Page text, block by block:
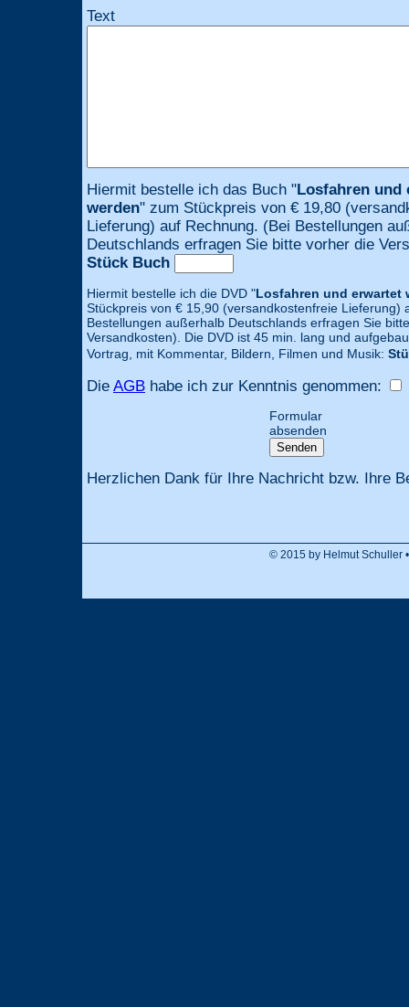
Text
Hiermit bestelle ich das Buch "Losfahren und
werden" zum Stückpreis von € 19,80
Lieferung) auf Rechnung. (Bei Bestellungen
Deutschlands erfragen Sie bitte vorher die
Stück Buch
Hiermit bestelle ich die DVD "Losfahren und erwartet
Stückpreis von € 15,90 (versandkostenfreie Lieferung)
Bestellungen außerhalb Deutschlands erfragen Sie
Versandkosten). Die DVD ist 45 min. lang und
Vortrag, mit Kommentar, Bildern, Filmen und Musik:
Die AGB habe ich zur Kenntnis genommen:
Formular
absenden
Herzlichen Dank für Ihre Nachricht bzw. Ihre
© 2015 by Helmut Schuller